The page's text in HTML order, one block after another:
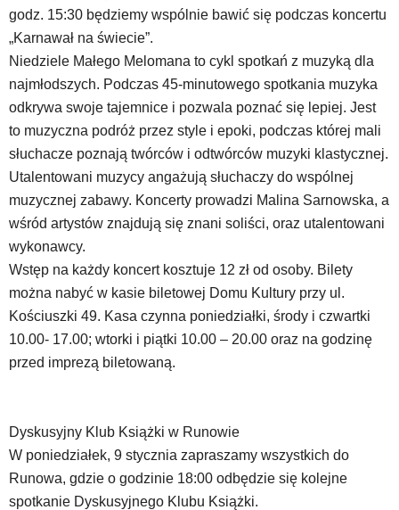
skróty
klawiaturowe,
zatem
nawigacja
jest
w
standardowy
sposób.
mogą
się
znajdować
powszechnie
elementy
wideo
oraz
mapy
Google
Maps
godz. 15:30 będziemy wspólnie bawić się podczas koncertu
„Karnawał na świecie”.
Niedziele Małego Melomana to cykl spotkań z muzyką dla
najmłodszych. Podczas 45-minutowego spotkania muzyka
odkrywa swoje tajemnice i pozwala poznać się lepiej. Jest
to muzyczna podróż przez style i epoki, podczas której mali
słuchacze poznają twórców i odtwórców muzyki klastycznej.
Utalentowani muzycy angażują słuchaczy do wspólnej
muzycznej zabawy. Koncerty prowadzi Malina Sarnowska, a
wśród artystów znajdują się znani soliści, oraz utalentowani
wykonawcy.
Wstęp na każdy koncert kosztuje 12 zł od osoby. Bilety
można nabyć w kasie biletowej Domu Kultury przy ul.
Kościuszki 49. Kasa czynna poniedziałki, środy i czwartki
10.00- 17.00; wtorki i piątki 10.00 – 20.00 oraz na godzinę
przed imprezą biletowaną.
Dyskusyjny Klub Książki w Runowie
W poniedziałek, 9 stycznia zapraszamy wszystkich do
Runowa, gdzie o godzinie 18:00 odbędzie się kolejne
spotkanie Dyskusyjnego Klubu Książki.